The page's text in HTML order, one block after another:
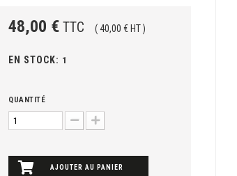
48,00 € TTC ( 40,00 € HT )
EN STOCK: 1
QUANTITÉ
AJOUTER AU PANIER